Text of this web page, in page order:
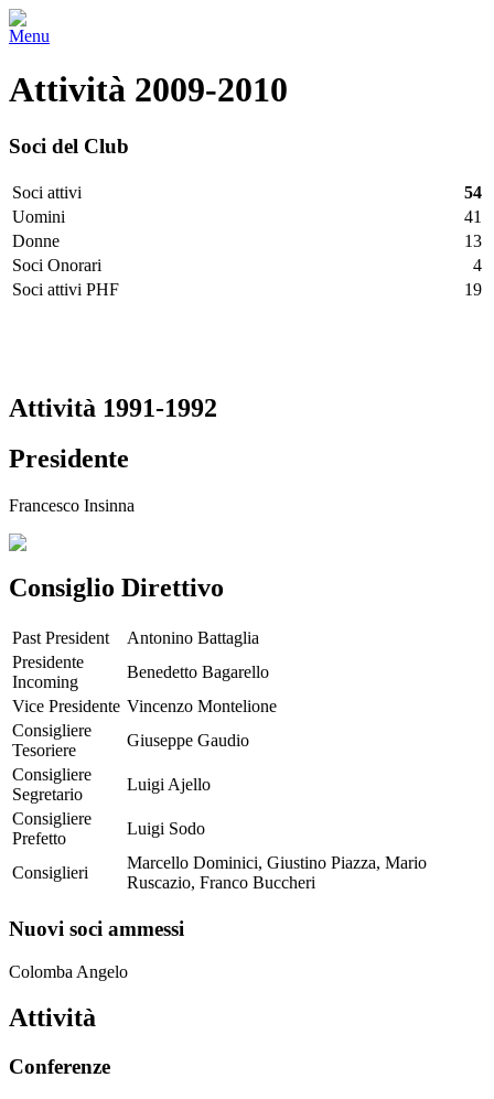
Menu
Attività 2009-2010
Soci del Club
Soci attivi
54
Uomini
41
Donne
13
Soci Onorari
4
Soci attivi PHF
19
Attività 1991-1992
Presidente
Francesco Insinna
Consiglio Direttivo
Past President
Antonino Battaglia
Presidente
Incoming
Benedetto Bagarello
Vice Presidente Vincenzo Montelione
Consigliere
Tesoriere
Giuseppe Gaudio
Consigliere
Segretario
Luigi Ajello
Consigliere
Prefetto
Luigi Sodo
Consiglieri
Marcello Dominici, Giustino Piazza, Mario
Ruscazio, Franco Buccheri
Nuovi soci ammessi
Colomba Angelo
Attività
Conferenze